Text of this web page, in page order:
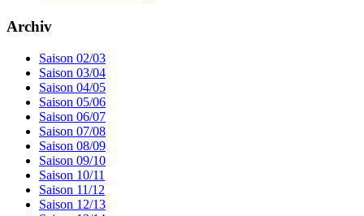
Archiv
Saison 02/03
Saison 03/04
Saison 04/05
Saison 05/06
Saison 06/07
Saison 07/08
Saison 08/09
Saison 09/10
Saison 10/11
Saison 11/12
Saison 12/13